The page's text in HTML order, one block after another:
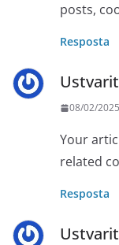
posts,
Resposta
08/02/
Your
related
Resposta